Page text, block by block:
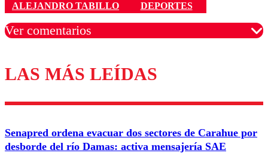
ALEJANDRO TABILLO DEPORTES
Ver comentarios
Los comentarios son moderados para garantizar un
diálogo respetuoso.
Correo
LAS MÁS LEÍDAS
Senapred ordena evacuar dos sectores de Carahue por
desborde del río Damas: activa mensajería SAE